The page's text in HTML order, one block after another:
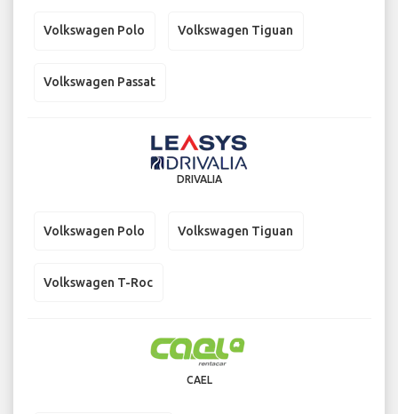
Volkswagen Polo Volkswagen Tiguan
Volkswagen Passat
DRIVALIA
Volkswagen Polo Volkswagen Tiguan
Volkswagen T-Roc
CAEL